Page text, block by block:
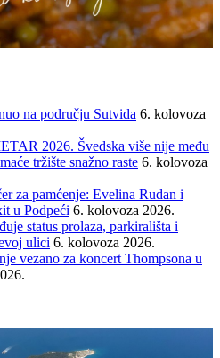
na području Sutvida 6. kolovoza
2026. Švedska više nije među
tržište snažno raste 6. kolovoza
za pamćenje: Evelina Rudan i
u Podpeći 6. kolovoza 2026.
status prolaza, parkirališta i
ulici 6. kolovoza 2026.
vezano za koncert Thompsona u